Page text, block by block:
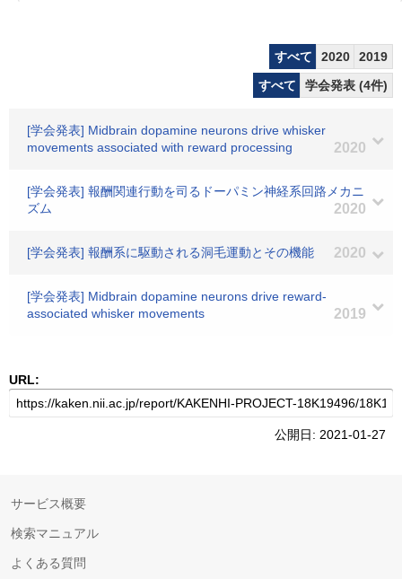
すべて 2020
2019
すべて
学会発表 (4件)
[学会発表] Midbrain dopamine neurons drive whisker
movements associated with reward processing
2020
[学会発表] 報酬関連行動を司るドーパミン神経系回路メカニ
ズム
2020
[学会発表] 報酬系に駆動される洞毛運動とその機能 2020
[学会発表] Midbrain dopamine neurons drive reward-
associated whisker movements
2019
URL:
公開日: 2021-01-27
サービス概要
検索マニュアル
よくある質問